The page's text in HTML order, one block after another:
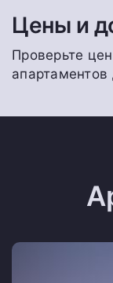
Цены и
Проверьте